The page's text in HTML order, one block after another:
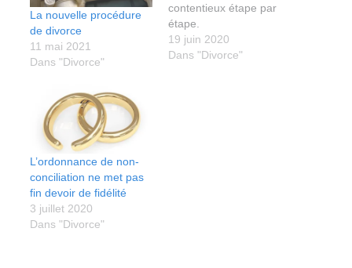
La nouvelle procédure
de divorce
11 mai 2021
Dans "Divorce"
contentieux étape par
étape.
19 juin 2020
Dans "Divorce"
L’ordonnance de non-
conciliation ne met pas
fin devoir de fidélité
3 juillet 2020
Dans "Divorce"